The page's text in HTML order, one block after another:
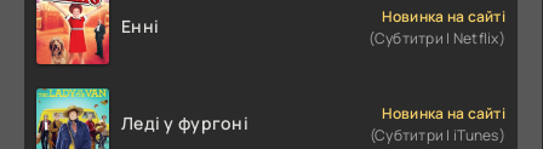
Енні
Новинка на сайті
(Субтитри | Netflix)
Леді у фургоні
Новинка на сайті
(Субтитри | iTunes)